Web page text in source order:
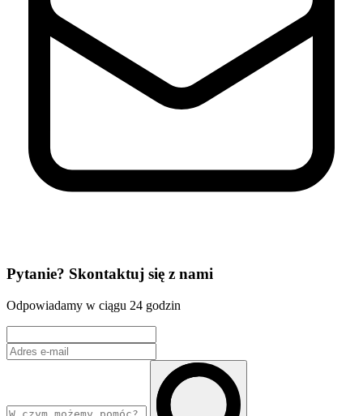
Pytanie? Skontaktuj się z nami
Odpowiadamy w ciągu 24 godzin